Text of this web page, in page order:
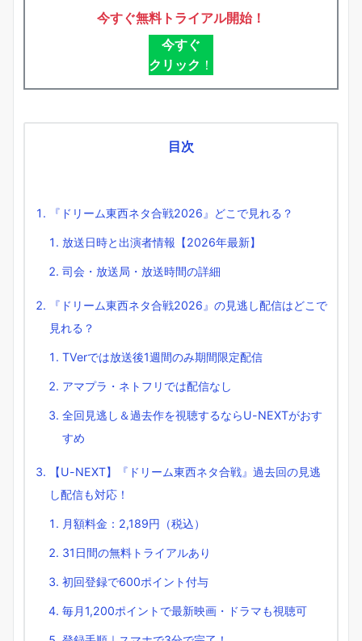
今すぐ無料トライアル開始！
今すぐ
クリック ！
目次
『ドリーム東西ネタ合戦2026』どこで見れる？
放送日時と出演者情報【2026年最新】
司会・放送局・放送時間の詳細
『ドリーム東西ネタ合戦2026』の見逃し配信はどこで
見れる？
TVerでは放送後1週間のみ期間限定配信
アマプラ・ネトフリでは配信なし
全回見逃し＆過去作を視聴するならU-NEXTがおす
すめ
【U-NEXT】『ドリーム東西ネタ合戦』過去回の見逃
し配信も対応！
月額料金：2,189円（税込）
31日間の無料トライアルあり
初回登録で600ポイント付与
毎月1,200ポイントで最新映画・ドラマも視聴可